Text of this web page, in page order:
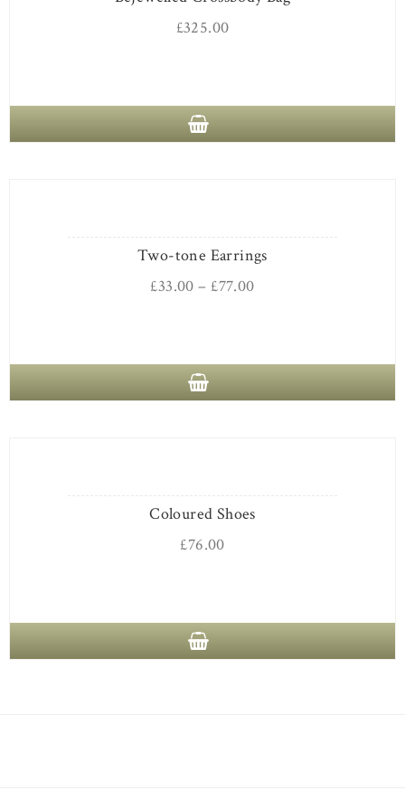
£325.00
Two-tone Earrings
£33.00 – £77.00
Coloured Shoes
£76.00